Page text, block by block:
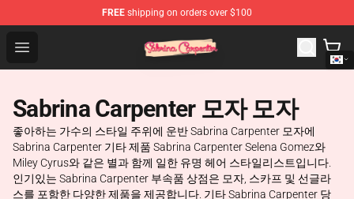
FREE shipping on orders over $100
Open menu
Sabrina Carpenter Shop - Official Sabrina Carpenter
Sabrina Carpenter 모자 모자
좋아하는 가수의 스타일 주위에 운반 Sabrina Carpenter 모자에
Sabrina Carpenter 기타 제품 Sabrina Carpenter Selena Gomez와
Miley Cyrus와 같은 별과 함께 일한 유명 헤어 스타일리스트입니다.
인기있는 Sabrina Carpenter 부속품 상점은 모자, 스카프 및 선글라
스를 포함한 다양한 제품을 제공합니다. 기타 Sabrina Carpenter 당